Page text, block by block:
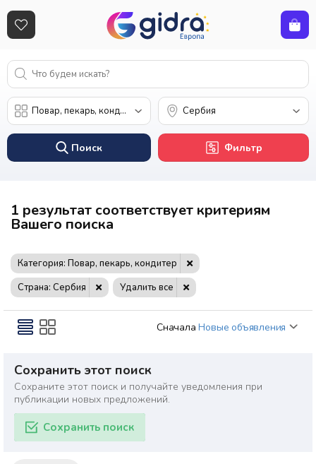
Поиск Фильтр
1 результат соответствует критериям
Вашего поиска
Категория: Повар, пекарь, кондитер
Страна: Сербия
Удалить все
Сначала Новые объявления
Сохранить этот поиск
Сохраните этот поиск и получайте уведомления при
публикации новых предложений.
Сохранить поиск